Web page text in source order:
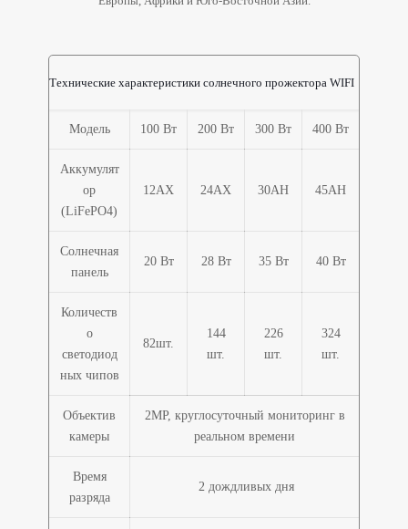
Технические характеристики солнечного прожектора WIFI
Модель 100 Вт 200 Вт 300 Вт 400 Вт
Аккумулят
ор
(LiFePO4)
12АХ 24АХ 30AH 45AH
Солнечная
панель
20 Вт 28 Вт 35 Вт 40 Вт
Количеств
о
светодиод
ных чипов
82шт.
144
шт.
226
шт.
324
шт.
Объектив
камеры
2MP, круглосуточный мониторинг в
реальном времени
Время
разряда
2 дождливых дня